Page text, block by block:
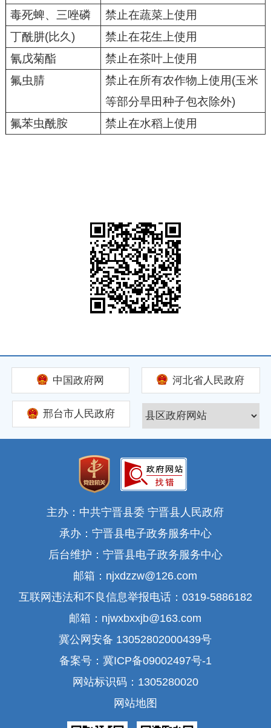
毒死蜱、三唑磷
禁止在蔬菜上使用
丁酰肼(比久)
禁止在花生上使用
氰戊菊酯
禁止在茶叶上使用
氟虫腈
禁止在所有农作物上使用(玉米
等部分旱田种子包衣除外)
氟苯虫酰胺
禁止在水稻上使用
中国政府网 河北省人民政府
邢台市人民政府
主办：中共宁晋县委 宁晋县人民政府
承办：宁晋县电子政务服务中心
后台维护：宁晋县电子政务服务中心
邮箱：njxdzzw@126.com
互联网违法和不良信息举报电话：0319-5886182
邮箱：njwxbxxjb@163.com
冀公网安备 13052802000439号
备案号：冀ICP备09002497号-1
网站标识码：1305280020
网站地图